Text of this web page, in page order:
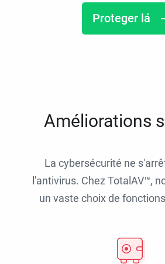
Proteger lá
Améliorations
La cybersécurité ne
l'antivirus. Chez TotalAV™,
un vaste choix de